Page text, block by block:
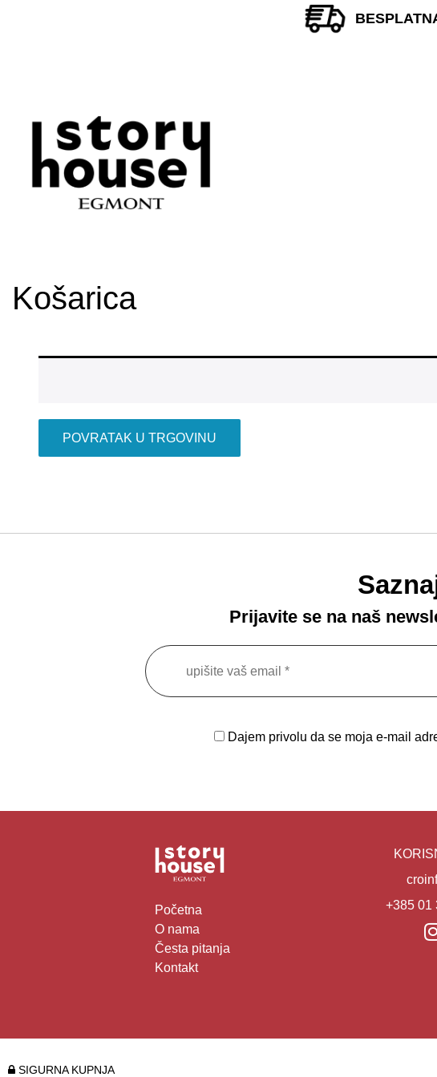
Košarica
POVRATAK U TRGOVINU
Prijavite se na naš
Dajem privolu da se moja e-mail
Početna
O nama
Česta pitanja
Kontakt
+385 01
SIGURNA KUPNJA